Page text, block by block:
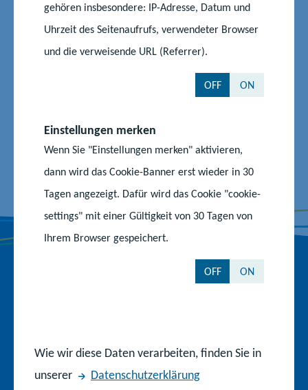
gehören insbesondere: IP-Adresse, Datum und
Uhrzeit des Seitenaufrufs, verwendeter Browser
und die verweisende URL (Referrer).
OFF ON
Einstellungen merken
Wenn Sie "Einstellungen merken" aktivieren,
dann wird das Cookie-Banner erst wieder in 30
Tagen angezeigt. Dafür wird das Cookie "cookie-
settings" mit einer Gültigkeit von 30 Tagen von
Ihrem Browser gespeichert.
OFF ON
Wie wir diese Daten verarbeiten, finden Sie in
unserer
Datenschutzerklärung
Auf dem Laufenden bleiben
F
a
c
b
o
t
e
I
n
s
a
g
o
f
Y
o
u
u
l
Staatliche Schulämter
Institut für Qualitätsentwicklung